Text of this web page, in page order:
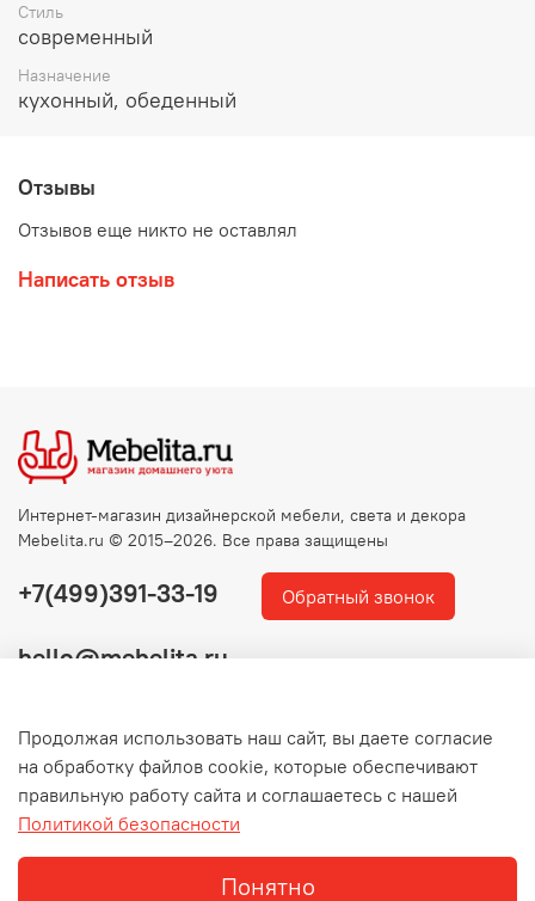
Стиль
современный
Назначение
кухонный, обеденный
Отзывы
Отзывов еще никто не оставлял
Написать отзыв
+7(499)391-33-19 Обратный звонок
hello@mebelita.ru
Интернет-магазин дизайнерской мебели, света и декора
Mebelita.ru © 2015–2026. Все права защищены
Продолжая использовать наш сайт, вы даете согласие
на обработку файлов cookie, которые обеспечивают
правильную работу сайта и соглашаетесь с нашей
Политикой безопасности
Понятно